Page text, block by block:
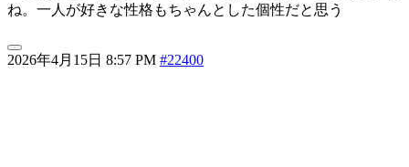
2026年4月15日 8:57 PM #22400
ね。一人が好きな性格もちゃんとした個性だと思う